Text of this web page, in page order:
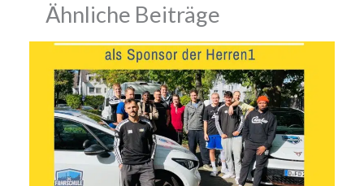
Ähnliche Beiträge